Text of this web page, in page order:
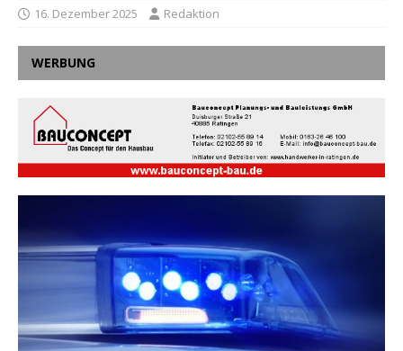
16. Dezember 2025 Redaktion
WERBUNG